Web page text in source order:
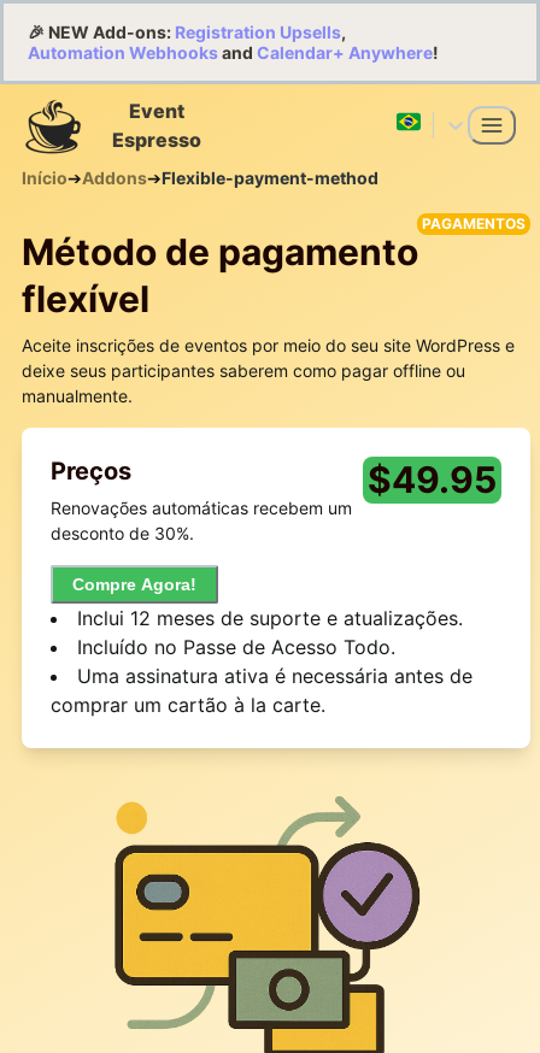
🎉 NEW Add-ons: Registration Upsells,
Automation Webhooksand Calendar+ Anywhere!
Event
Espresso
Início➔Addons➔Flexible-payment-method
Método de pagamento
flexível
PAGAMENTOS
Aceite inscrições de eventos por meio do seu site WordPress e
deixe seus participantes saberem como pagar offline ou
manualmente.
Preços
Renovações automáticas recebem um
desconto de 30%.
Compre Agora!
$49.95
Inclui 12 meses de suporte e atualizações.
Incluído no Passe de Acesso Todo.
Uma assinatura ativa é necessária antes de
comprar um cartão à la carte.